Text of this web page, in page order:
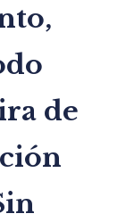
de